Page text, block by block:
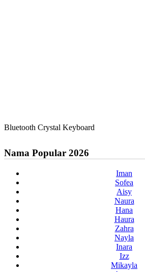
Bluetooth Crystal Keyboard
Nama Popular 2026
Iman
Sofea
Aisy
Naura
Hana
Haura
Zahra
Nayla
Inara
Izz
Mikayla